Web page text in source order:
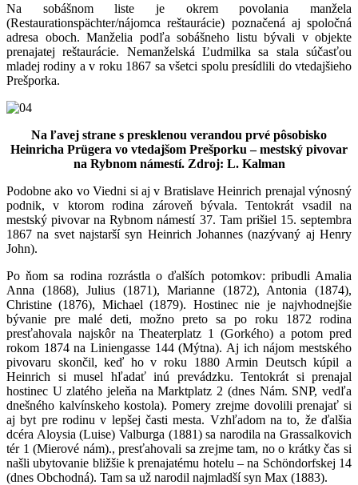
Na sobášnom liste je okrem povolania manžela
(Restaurationspächter/nájomca reštaurácie) poznačená aj spoločná
adresa oboch. Manželia podľa sobášneho listu bývali v objekte
prenajatej reštaurácie. Nemanželská Ľudmilka sa stala súčasťou
mladej rodiny a v roku 1867 sa všetci spolu presídlili do vtedajšieho
Prešporka.
Na ľavej strane s presklenou verandou prvé pôsobisko
Heinricha Prügera vo vtedajšom Prešporku – mestský pivovar
na Rybnom námestí. Zdroj: L. Kalman
Podobne ako vo Viedni si aj v Bratislave Heinrich prenajal výnosný
podnik, v ktorom rodina zároveň bývala. Tentokrát vsadil na
mestský pivovar na Rybnom námestí 37. Tam prišiel 15. septembra
1867 na svet najstarší syn Heinrich Johannes (nazývaný aj Henry
John).
Po ňom sa rodina rozrástla o ďalších potomkov: pribudli Amalia
Anna (1868), Julius (1871), Marianne (1872), Antonia (1874),
Christine (1876), Michael (1879). Hostinec nie je najvhodnejšie
bývanie pre malé deti, možno preto sa po roku 1872 rodina
presťahovala najskôr na Theaterplatz 1 (Gorkého) a potom pred
rokom 1874 na Liniengasse 144 (Mýtna). Aj ich nájom mestského
pivovaru skončil, keď ho v roku 1880 Armin Deutsch kúpil a
Heinrich si musel hľadať inú prevádzku. Tentokrát si prenajal
hostinec U zlatého jeleňa na Marktplatz 2 (dnes Nám. SNP, vedľa
dnešného kalvínskeho kostola). Pomery zrejme dovolili prenajať si
aj byt pre rodinu v lepšej časti mesta. Vzhľadom na to, že ďalšia
dcéra Aloysia (Luise) Valburga (1881) sa narodila na Grassalkovich
tér 1 (Mierové nám)., presťahovali sa zrejme tam, no o krátky čas si
našli ubytovanie bližšie k prenajatému hotelu – na Schöndorfskej 14
(dnes Obchodná). Tam sa už narodil najmladší syn Max (1883).